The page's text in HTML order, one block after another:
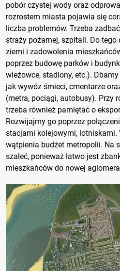
pobór czystej wody oraz
rozrostem miasta pojawia się
liczba problemów. Trzeba
straży pożarnej, szpitali. Do
ziemi i zadowolenia
poprzez budowę parków i
wieżowce, stadiony, etc.).
jak wywóz śmieci, cmentarze
(metra, pociągi, autobusy). Przy
trzeba również pamiętać o
Rozwijajmy go poprzez
stacjami kolejowymi, lotniskami.
wątpienia budżet metropolii. Na
szaleć, ponieważ łatwo jest
mieszkańców do nowej